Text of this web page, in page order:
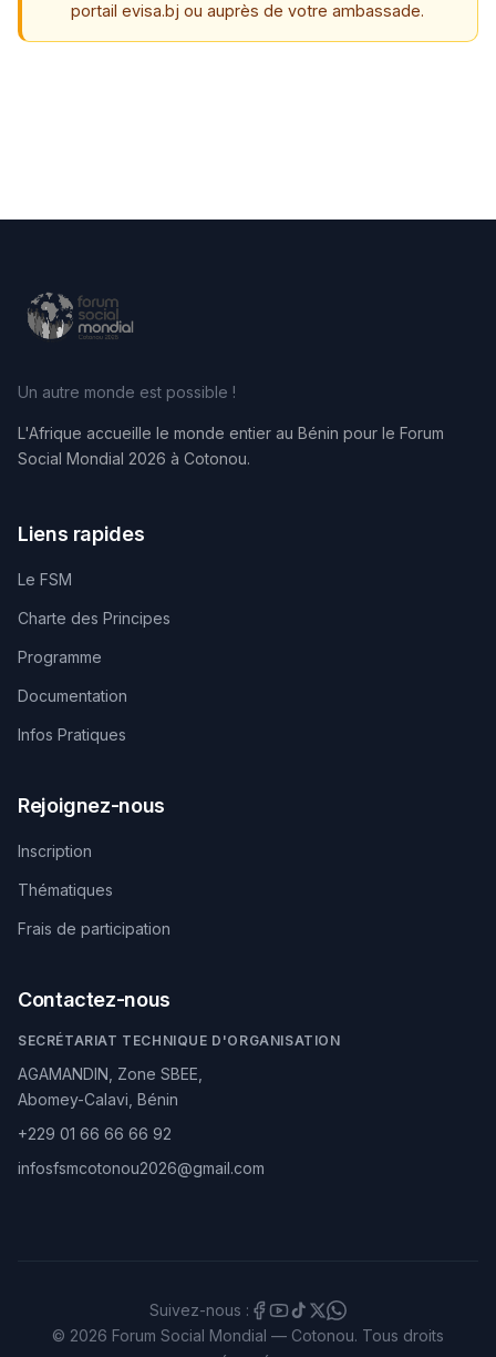
portail evisa.bj ou auprès de votre ambassade.
Un autre monde est possible !
L'Afrique accueille le monde entier au Bénin pour le Forum
Social Mondial 2026 à Cotonou.
Liens rapides
Le FSM
Charte des Principes
Programme
Documentation
Infos Pratiques
Rejoignez-nous
Inscription
Thématiques
Frais de participation
Contactez-nous
SECRÉTARIAT TECHNIQUE D'ORGANISATION
AGAMANDIN, Zone SBEE,
Abomey-Calavi, Bénin
+229 01 66 66 66 92
infosfsmcotonou2026@gmail.com
Suivez-nous :
© 2026 Forum Social Mondial — Cotonou. Tous droits